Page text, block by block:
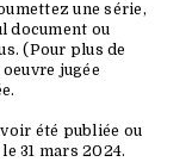
une série,
document ou
(Pour plus de
jugée
été publiée ou
31 mars 2024.